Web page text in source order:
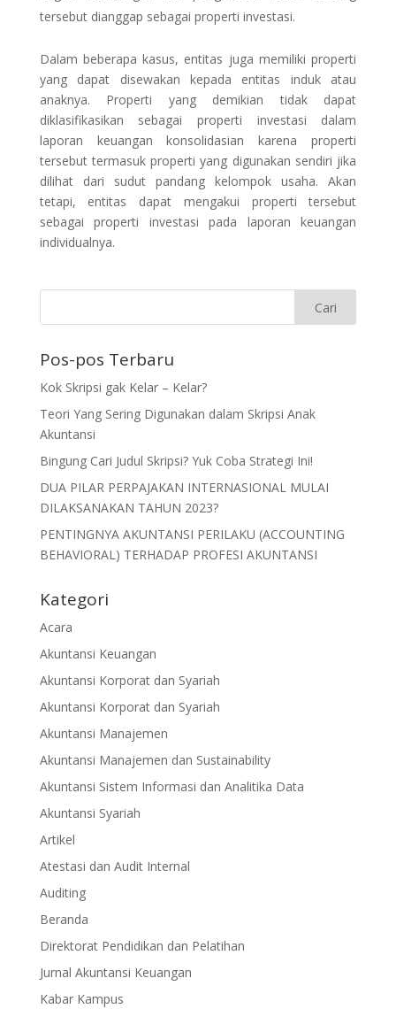
tersebut dianggap sebagai properti investasi.
Dalam beberapa kasus, entitas juga memiliki properti
yang dapat disewakan kepada entitas induk atau
anaknya. Properti yang demikian tidak dapat
diklasifikasikan sebagai properti investasi dalam
laporan keuangan konsolidasian karena properti
tersebut termasuk properti yang digunakan sendiri jika
dilihat dari sudut pandang kelompok usaha. Akan
tetapi, entitas dapat mengakui properti tersebut
sebagai properti investasi pada laporan keuangan
individualnya.
Pos-pos Terbaru
Kok Skripsi gak Kelar – Kelar?
Teori Yang Sering Digunakan dalam Skripsi Anak
Akuntansi
Bingung Cari Judul Skripsi? Yuk Coba Strategi Ini!
DUA PILAR PERPAJAKAN INTERNASIONAL MULAI
DILAKSANAKAN TAHUN 2023?
PENTINGNYA AKUNTANSI PERILAKU (ACCOUNTING
BEHAVIORAL) TERHADAP PROFESI AKUNTANSI
Kategori
Acara
Akuntansi Keuangan
Akuntansi Korporat dan Syariah
Akuntansi Korporat dan Syariah
Akuntansi Manajemen
Akuntansi Manajemen dan Sustainability
Akuntansi Sistem Informasi dan Analitika Data
Akuntansi Syariah
Artikel
Atestasi dan Audit Internal
Auditing
Beranda
Direktorat Pendidikan dan Pelatihan
Jurnal Akuntansi Keuangan
Kabar Kampus